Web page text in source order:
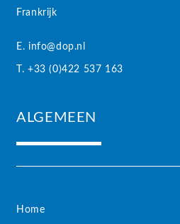
Frankrijk
E. info@dop.nl
T. +33 (0)422 537 163
ALGEMEEN
Home